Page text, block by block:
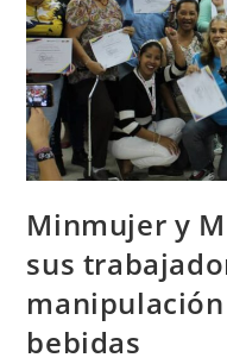
Minmujer y
sus
bebidas